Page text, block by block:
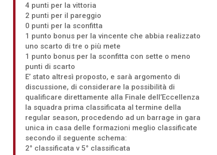
4 punti per la vittoria
2 punti per il pareggio
0 punti per la sconfitta
1 punto bonus per la vincente che abbia realizzato
uno scarto di tre o più mete
1 punto bonus per la sconfitta con sette o meno
punti di scarto
E’ stato altresì proposto, e sarà argomento di
discussione, di considerare la possibilità di
qualificare direttamente alla Finale dell’Eccellenza
la squadra prima classificata al termine della
regular season, procedendo ad un barrage in gara
unica in casa delle formazioni meglio classificate
secondo il seguente schema:
2° classificata v 5° classificata